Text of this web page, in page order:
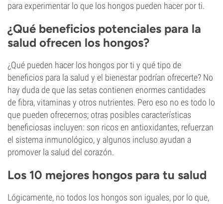
para experimentar lo que los hongos pueden hacer por ti.
¿Qué beneficios potenciales para la
salud ofrecen los hongos?
¿Qué pueden hacer los hongos por ti y qué tipo de
beneficios para la salud y el bienestar podrían ofrecerte? No
hay duda de que las setas contienen enormes cantidades
de fibra, vitaminas y otros nutrientes. Pero eso no es todo lo
que pueden ofrecernos; otras posibles características
beneficiosas incluyen: son ricos en antioxidantes, refuerzan
el sistema inmunológico, y algunos incluso ayudan a
promover la salud del corazón.
Los 10 mejores hongos para tu salud
Lógicamente, no todos los hongos son iguales, por lo que,